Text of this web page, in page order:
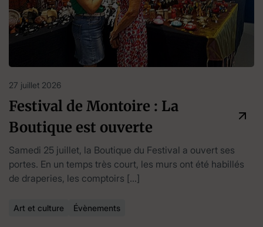
27 juillet 2026
Festival de Montoire : La
Boutique est ouverte
Samedi 25 juillet, la Boutique du Festival a ouvert ses
portes. En un temps très court, les murs ont été habillés
de draperies, les comptoirs […]
Art et culture Évènements